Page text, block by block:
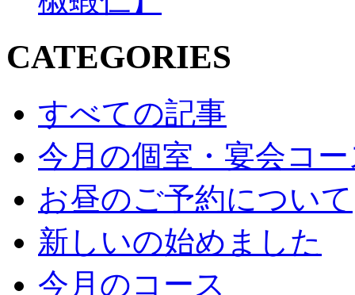
CATEGORIES
すべての記事
今月の個室・宴会コ
お昼のご予約について
新しいの始めました
今月のコース